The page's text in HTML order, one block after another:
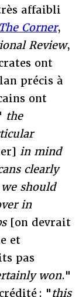
affaibli
The Corner,
Review,
ont
précis à
ont
the
in mind
clearly
should
in
[on devrait
et
pas
won."
: "this